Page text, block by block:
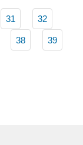
31 32
38 39